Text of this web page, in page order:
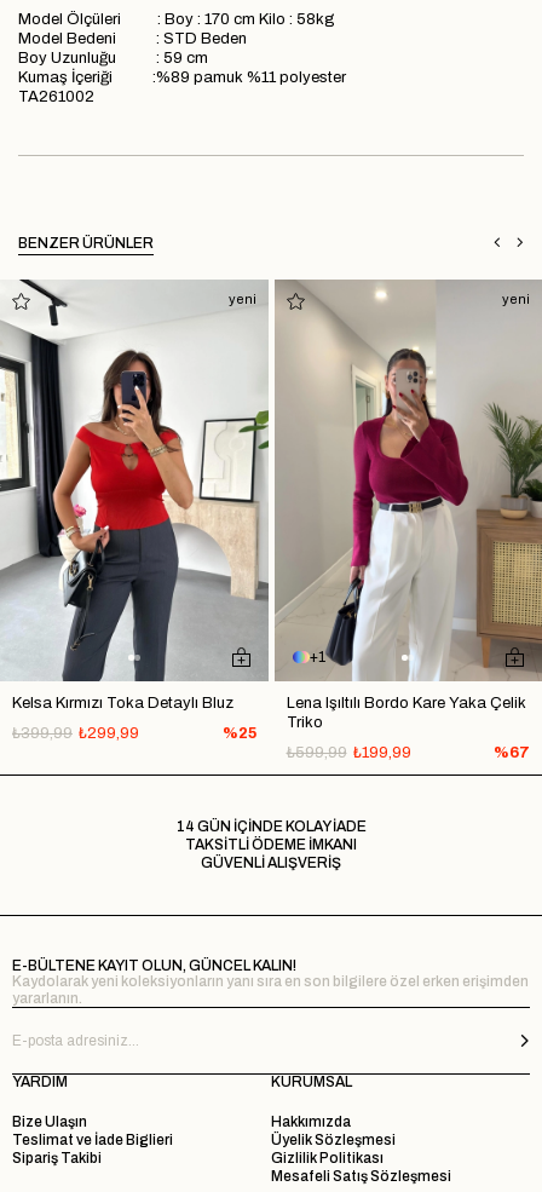
Model Ölçüleri : Boy : 170 cm Kilo : 58kg
Model Bedeni : STD Beden
Boy Uzunluğu : 59 cm
Kumaş İçeriği :%89 pamuk %11 polyester
TA261002
BENZER ÜRÜNLER
Kelsa Kırmızı Toka Detaylı Bluz
₺299,99
₺399,99 %25
yeni
1
Lena Işıltılı Bordo Kare Yaka Çelik
Triko
₺199,99
₺599,99 %67
yeni
14 GÜN İÇİNDE KOLAY İADE
TAKSİTLİ ÖDEME İMKANI
GÜVENLİ ALIŞVERİŞ
E-BÜLTENE KAYIT OLUN, GÜNCEL KALIN!
Kaydolarak yeni koleksiyonların yanı sıra en son bilgilere özel erken erişimden
yararlanın.
YARDIM
Bize Ulaşın
Teslimat ve İade Biglieri
Sipariş Takibi
KURUMSAL
Hakkımızda
Üyelik Sözleşmesi
Gizlilik Politikası
Mesafeli Satış Sözleşmesi